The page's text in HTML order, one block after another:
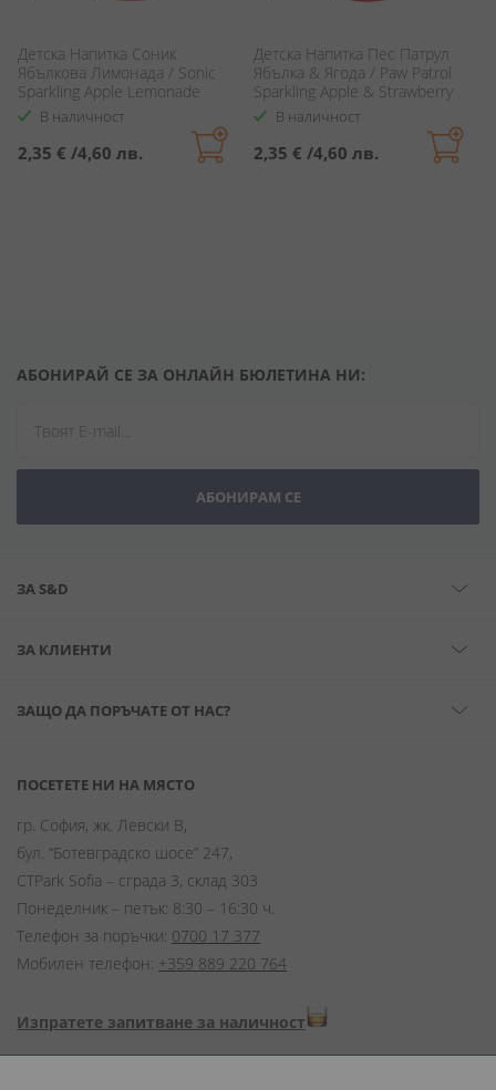
Детска Напитка Соник
Ябълкова Лимонада / Sonic
Sparkling Apple Lemonade
В наличност
2,35 € /4,60 лв.
Детска Напитка Пес Патрул
Ябълка & Ягода / Paw Patrol
Sparkling Apple & Strawberry
В наличност
2,35 € /4,60 лв.
АБОНИРАЙ СЕ ЗА ОНЛАЙН БЮЛЕТИНА НИ:
АБОНИРАМ СЕ
ЗА S&D
ЗА КЛИЕНТИ
ЗАЩО ДА ПОРЪЧАТЕ ОТ НАС?
ПОСЕТЕТЕ НИ НА МЯСТО
гр. София, жк. Левски В,
бул. “Ботевградско шосе” 247,
CTPark Sofia – сграда 3, склад 303
Понеделник – петък: 8:30 – 16:30 ч.
Телефон за поръчки: 0700 17 377
Мобилен телефон: +359 889 220 764
Изпратете запитване за наличност